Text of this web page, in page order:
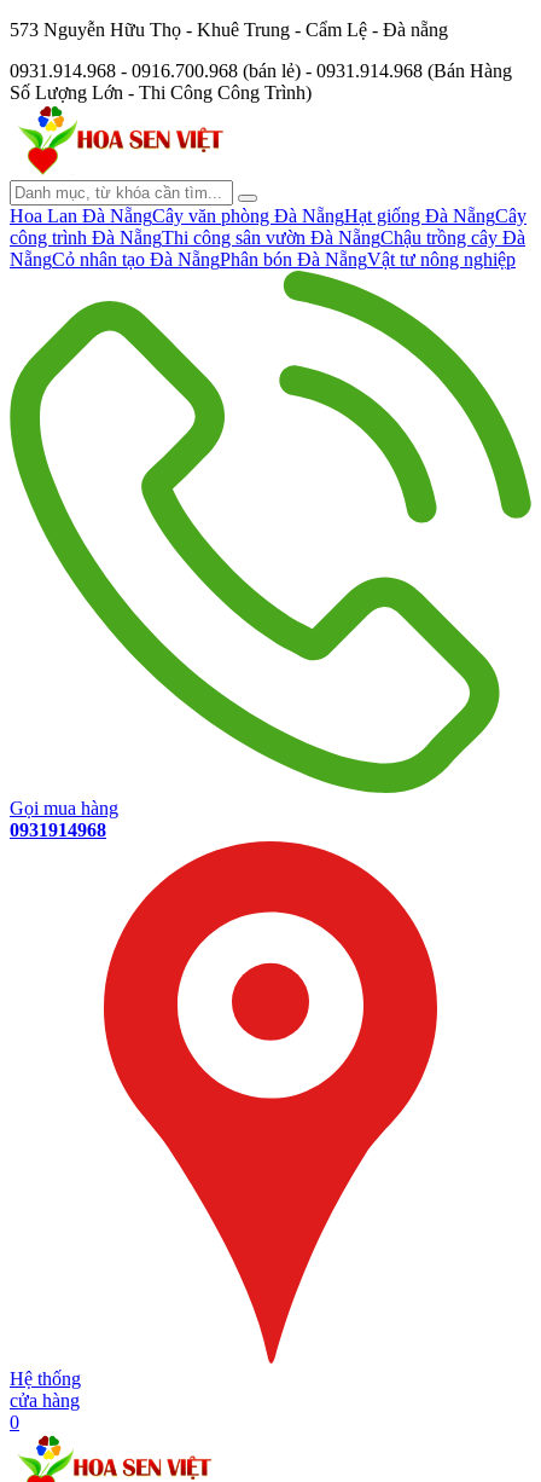
573 Nguyễn Hữu Thọ - Khuê Trung - Cẩm Lệ - Đà nẵng
0931.914.968 - 0916.700.968 (bán lẻ) - 0931.914.968 (Bán Hàng
Số Lượng Lớn - Thi Công Công Trình)
Hoa Lan Đà NẵngCây văn phòng Đà NẵngHạt giống Đà NẵngCây
công trình Đà NẵngThi công sân vườn Đà NẵngChậu trồng cây Đà
NẵngCỏ nhân tạo Đà NẵngPhân bón Đà NẵngVật tư nông nghiệp
Gọi mua hàng
0931914968
Hệ thống
cửa hàng
0